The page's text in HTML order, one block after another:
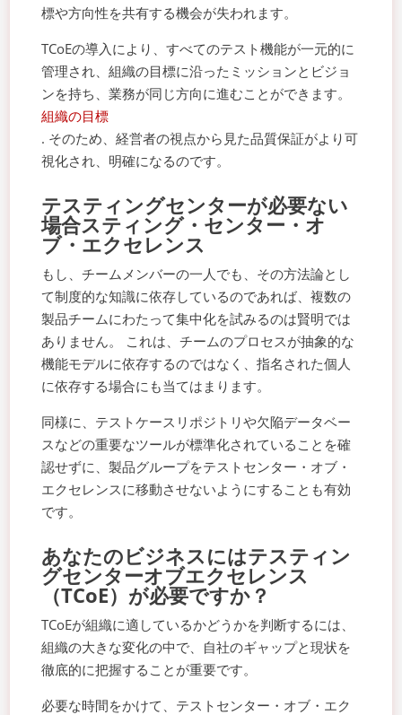
標や方向性を共有する機会が失われます。
TCoEの導入により、すべてのテスト機能が一元的に
管理され、組織の目標に沿ったミッションとビジョ
ンを持ち、業務が同じ方向に進むことができます。
組織の目標
. そのため、経営者の視点から見た品質保証がより可
視化され、明確になるのです。
テスティングセンターが必要ない
場合スティング・センター・オ
ブ・エクセレンス
もし、チームメンバーの一人でも、その方法論とし
て制度的な知識に依存しているのであれば、複数の
製品チームにわたって集中化を試みるのは賢明では
ありません。 これは、チームのプロセスが抽象的な
機能モデルに依存するのではなく、指名された個人
に依存する場合にも当てはまります。
同様に、テストケースリポジトリや欠陥データベー
スなどの重要なツールが標準化されていることを確
認せずに、製品グループをテストセンター・オブ・
エクセレンスに移動させないようにすることも有効
です。
あなたのビジネスにはテスティン
グセンターオブエクセレンス
（TCoE）が必要ですか？
TCoEが組織に適しているかどうかを判断するには、
組織の大きな変化の中で、自社のギャップと現状を
徹底的に把握することが重要です。
必要な時間をかけて、テストセンター・オブ・エク